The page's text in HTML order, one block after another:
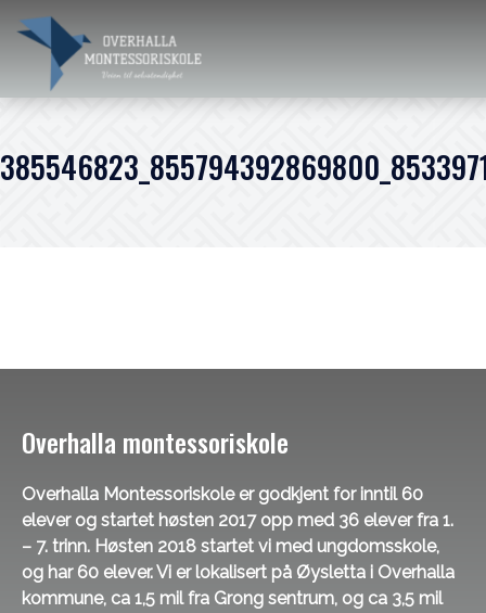
Overhalla montessoriskole
Overhalla Montessoriskole er godkjent for inntil 60
elever og startet høsten 2017 opp med 36 elever fra 1.
– 7. trinn. Høsten 2018 startet vi med ungdomsskole,
og har 60 elever. Vi er lokalisert på Øysletta i Overhalla
kommune, ca 1,5 mil fra Grong sentrum, og ca 3,5 mil